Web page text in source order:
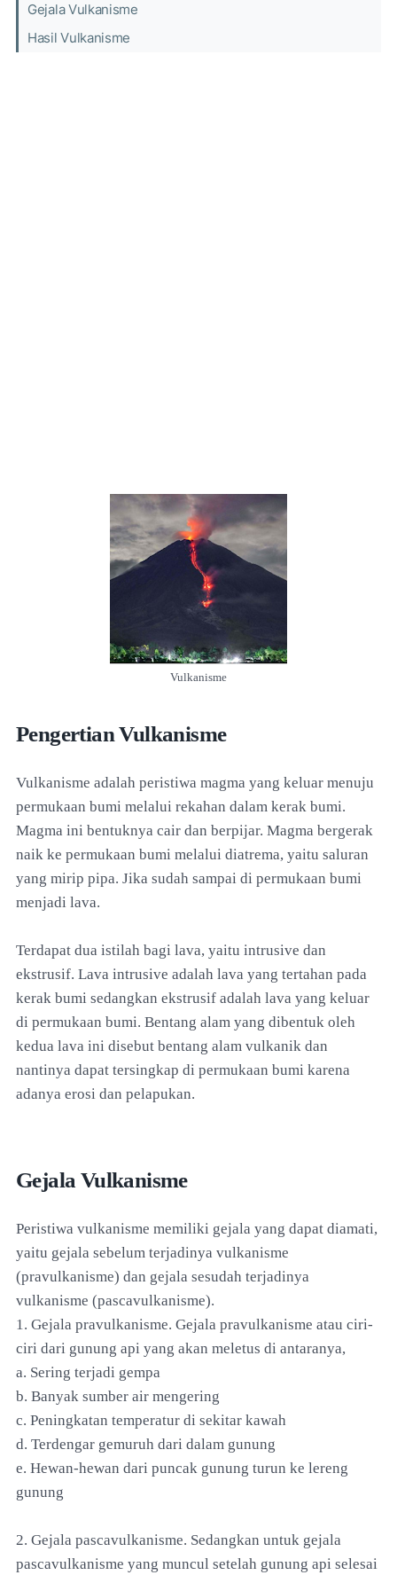
Gejala Vulkanisme
Hasil Vulkanisme
Vulkanisme
Pengertian Vulkanisme
Vulkanisme adalah peristiwa magma yang keluar menuju
permukaan bumi melalui rekahan dalam kerak bumi.
Magma ini bentuknya cair dan berpijar. Magma bergerak
naik ke permukaan bumi melalui diatrema, yaitu saluran
yang mirip pipa. Jika sudah sampai di permukaan bumi
menjadi lava.
Terdapat dua istilah bagi lava, yaitu intrusive dan
ekstrusif. Lava intrusive adalah lava yang tertahan pada
kerak bumi sedangkan ekstrusif adalah lava yang keluar
di permukaan bumi. Bentang alam yang dibentuk oleh
kedua lava ini disebut bentang alam vulkanik dan
nantinya dapat tersingkap di permukaan bumi karena
adanya erosi dan pelapukan.
Gejala Vulkanisme
Peristiwa vulkanisme memiliki gejala yang dapat diamati,
yaitu gejala sebelum terjadinya vulkanisme
(pravulkanisme) dan gejala sesudah terjadinya
vulkanisme (pascavulkanisme).
1. Gejala pravulkanisme. Gejala pravulkanisme atau ciri-
ciri dari gunung api yang akan meletus di antaranya,
a. Sering terjadi gempa
b. Banyak sumber air mengering
c. Peningkatan temperatur di sekitar kawah
d. Terdengar gemuruh dari dalam gunung
e. Hewan-hewan dari puncak gunung turun ke lereng
gunung
2. Gejala pascavulkanisme. Sedangkan untuk gejala
pascavulkanisme yang muncul setelah gunung api selesai